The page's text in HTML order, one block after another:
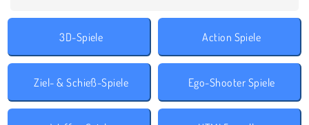
3D-Spiele Action Spiele
Ziel- & Schieß-Spiele Ego-Shooter Spiele